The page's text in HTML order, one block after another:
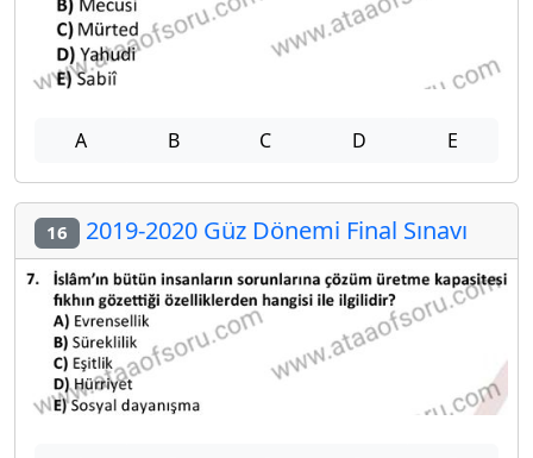
A B C D E
16 2019-2020 Güz Dönemi Final Sınavı